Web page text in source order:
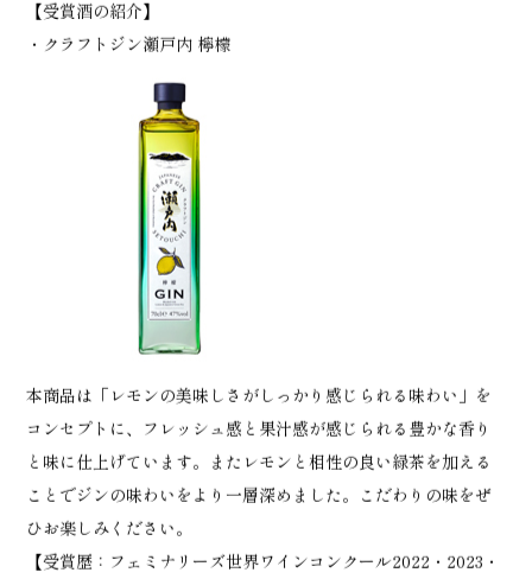
【受賞酒の紹介】
・クラフトジン瀬戸内 檸檬
本商品は「レモンの美味しさがしっかり感じられる味わい」を
コンセプトに、フレッシュ感と果汁感が感じられる豊かな香り
と味に仕上げています。またレモンと相性の良い緑茶を加える
ことでジンの味わいをより一層深めました。こだわりの味をぜ
ひお楽しみください。
【受賞歴：フェミナリーズ世界ワインコンクール2022・2023・